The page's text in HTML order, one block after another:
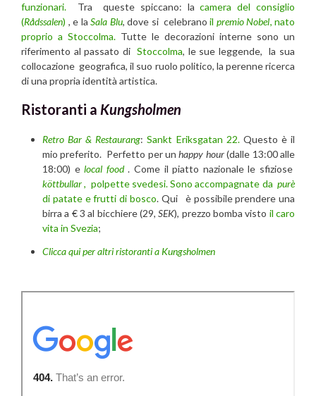
funzionari.
Tra queste spiccano: lacamera del consiglio
(Rådssalen) , e laSala Blu, dove si celebranoil premio Nobel, nato
proprio a Stoccolma. Tutte le decorazioni interne sono un
riferimento al passato diStoccolma, le sue leggende, la sua
collocazione geografica, il suo ruolo politico, la perenne ricerca
di una propria identità artistica.
Ristoranti a Kungsholmen
Retro Bar & Restaurang:Sankt Eriksgatan 22.Questo è il
mio preferito. Perfetto per unhappy hour(dalle 13:00 alle
18:00) elocal food. Come il piatto nazionale le sfiziose
köttbullar, polpette svedesi. Sono accompagnate dapurè
di patate e frutti di bosco. Qui è possibile prendere una
birra a € 3 al bicchiere (29,SEK), prezzo bomba visto il caro
vita in Svezia;
Clicca qui per altri ristoranti a Kungsholmen